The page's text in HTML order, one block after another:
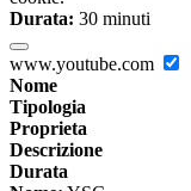
Durata: 30 minuti
www.youtube.com
Nome
Tipologia
Proprieta
Descrizione
Durata